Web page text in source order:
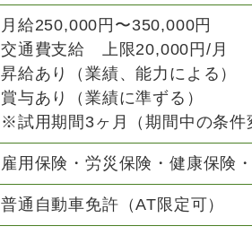
月給250,000円〜350,000円
交通費支給 上限20,000円/月
昇給あり（業績、能力による）
賞与あり（業績に準ずる）
※試用期間3ヶ月（期間中の条件
雇用保険・労災保険・健康保険
普通自動車免許（AT限定可）